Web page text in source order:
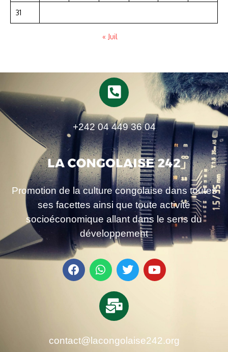
31
« Juil
+242 04 449 36 04
Promotion de la culture congolaise dans toutes
ses facettes ainsi que toute activité
socioéconomique allant dans le sens du
développement
contact@lacongolaise242.org